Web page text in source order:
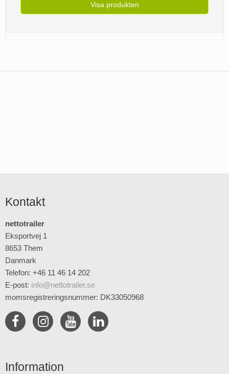
Visa produkten
Kontakt
nettotrailer
Eksportvej 1
8653 Them
Danmark
Telefon: +46 11 46 14 202
E-post: info@nettotrailer.se
momsregistreringsnummer: DK33050968
Information